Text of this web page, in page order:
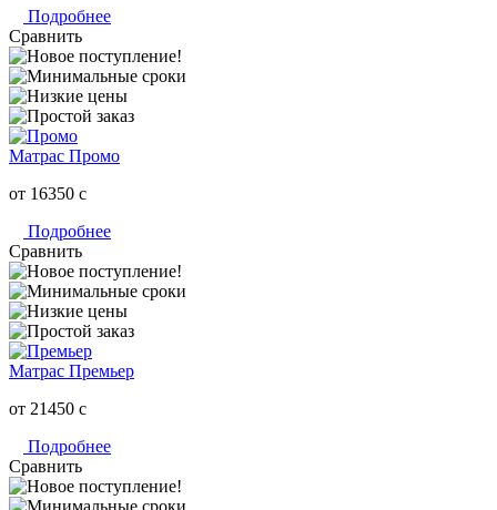
Подробнее
Сравнить
Матрас Промо
от 16350 c
Подробнее
Сравнить
Матрас Премьер
от 21450 c
Подробнее
Сравнить